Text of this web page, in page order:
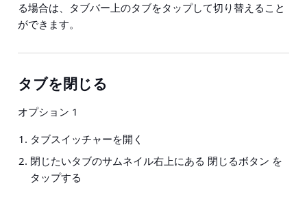
る場合は、タブバー上のタブをタップして切り替えること
ができます。
タブを閉じる
オプション 1
タブスイッチャーを開 く
閉じたいタブのサムネイル右上にある 閉じるボタン を
タップする